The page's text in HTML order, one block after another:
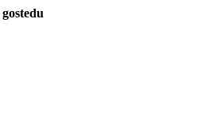
gostedu